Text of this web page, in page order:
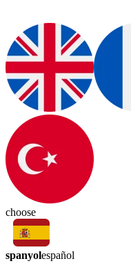
choose
spanyolespañol